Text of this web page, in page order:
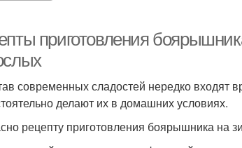
приготовления
современных сладостей нередко входят
делают их в домашних условиях.
рецепту приготовления боярышника на